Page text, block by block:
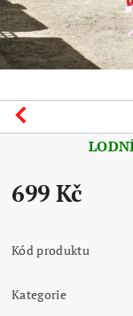
699 Kč
Kód produktu
Kategorie